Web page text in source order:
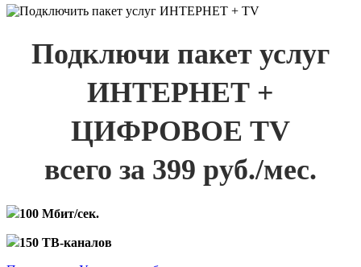
Подключи пакет услуг
ИНТЕРНЕТ +
ЦИФРОВОЕ TV
всего за 399 руб./мес.
100 Мбит/сек.
150 ТВ-каналов